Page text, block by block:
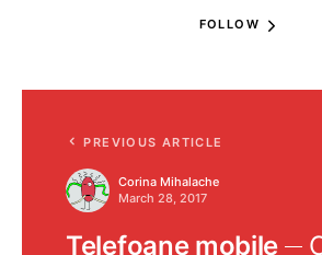
FOLLOW
PREVIOUS ARTICLE
Corina Mihalache
March 28, 2017
Telefoane mobile